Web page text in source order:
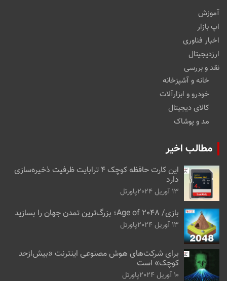
آموزش
اپ بازار
اخبار فناوری
ارزدیجیتال
نقد و بررسی
خانه و آشپزخانه
خودرو و ابزارآلات
کالای دیجیتال
مد و پوشاک
مطالب اخیر
این کارت حافظه کوچک ۴ ترابایت ظرفیت ذخیره‌سازی
دارد
13 آوریل 2024 پاورتل
بازی/ Age of 2048؛ بزرگ‌ترین تمدن جهان را بسازید
13 آوریل 2024 پاورتل
برای شرکت‌های هوش مصنوعی اینترنت «بیش‌از‌حد
کوچک» است
10 آوریل 2024 پاورتل